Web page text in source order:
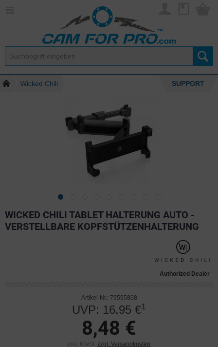
Wicked Chili SUPPORT
WICKED CHILI TABLET HALTERUNG AUTO -
VERSTELLBARE KOPFSTÜTZENHALTERUNG
Authorized Dealer
Artikel-Nr.: 79595808
UVP: 16,95 €1
8,48 €
inkl. MwSt. zzgl. Versandkosten